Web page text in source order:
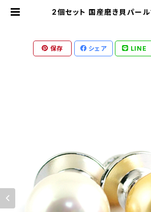
2個セット 国産磨き貝パー
保存 シェア LINE